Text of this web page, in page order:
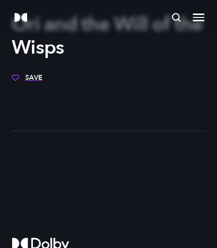
Ori and the Will of the
Wisps
SAVE